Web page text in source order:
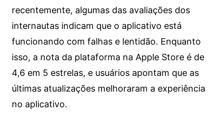
recentemente, algumas das avaliações dos
internautas indicam que o aplicativo está
funcionando com falhas e lentidão. Enquanto
isso, a nota da plataforma na Apple Store é de
4,6 em 5 estrelas, e usuários apontam que as
últimas atualizações melhoraram a experiência
no aplicativo.